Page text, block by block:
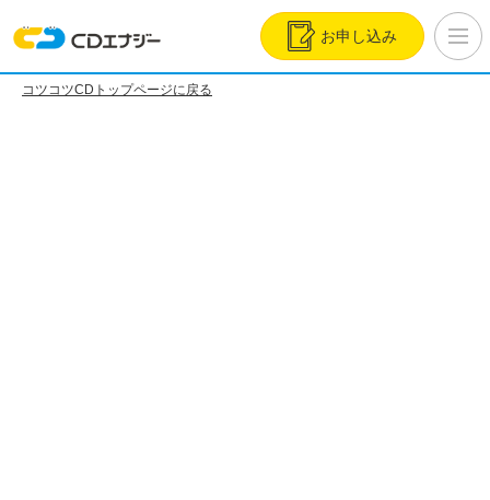
お申し込み
コツコツCDトップページに戻る